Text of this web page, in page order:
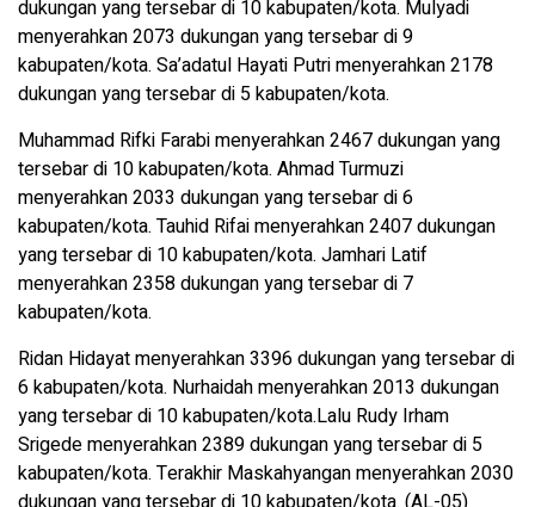
dukungan yang tersebar di 10 kabupaten/kota. Mulyadi
menyerahkan 2073 dukungan yang tersebar di 9
kabupaten/kota. Sa’adatul Hayati Putri menyerahkan 2178
dukungan yang tersebar di 5 kabupaten/kota.
Muhammad Rifki Farabi menyerahkan 2467 dukungan yang
tersebar di 10 kabupaten/kota. Ahmad Turmuzi
menyerahkan 2033 dukungan yang tersebar di 6
kabupaten/kota. Tauhid Rifai menyerahkan 2407 dukungan
yang tersebar di 10 kabupaten/kota. Jamhari Latif
menyerahkan 2358 dukungan yang tersebar di 7
kabupaten/kota.
Ridan Hidayat menyerahkan 3396 dukungan yang tersebar di
6 kabupaten/kota. Nurhaidah menyerahkan 2013 dukungan
yang tersebar di 10 kabupaten/kota.Lalu Rudy Irham
Srigede menyerahkan 2389 dukungan yang tersebar di 5
kabupaten/kota. Terakhir Maskahyangan menyerahkan 2030